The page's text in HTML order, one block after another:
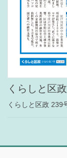
くらしと区
くらしと区政 239